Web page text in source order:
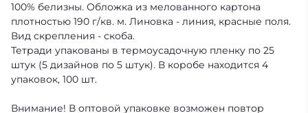
100% белизны. Обложка из мелованного картона
плотностью 190 г/кв. м. Линовка - линия, красные поля.
Вид скрепления - скоба.
Тетради упакованы в термоусадочную пленку по 25
штук (5 дизайнов по 5 штук). В коробе находится 4
упаковок, 100 шт.
Внимание! В оптовой упаковке возможен повтор